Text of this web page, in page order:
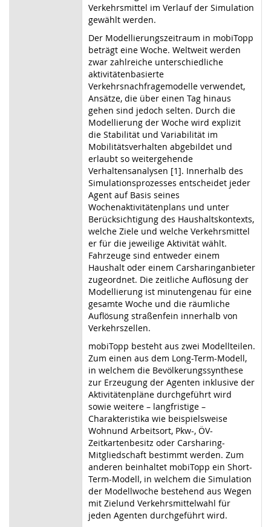
Verkehrsmittel im Verlauf der Simulation
gewählt werden.
Der Modellierungszeitraum in mobiTopp
beträgt eine Woche. Weltweit werden
zwar zahlreiche unterschiedliche
aktivitätenbasierte
Verkehrsnachfragemodelle verwendet,
Ansätze, die über einen Tag hinaus
gehen sind jedoch selten. Durch die
Modellierung der Woche wird explizit
die Stabilität und Variabilität im
Mobilitätsverhalten abgebildet und
erlaubt so weitergehende
Verhaltensanalysen [1]. Innerhalb des
Simulationsprozesses entscheidet jeder
Agent auf Basis seines
Wochenaktivitätenplans und unter
Berücksichtigung des Haushaltskontexts,
welche Ziele und welche Verkehrsmittel
er für die jeweilige Aktivität wählt.
Fahrzeuge sind entweder einem
Haushalt oder einem Carsharinganbieter
zugeordnet. Die zeitliche Auflösung der
Modellierung ist minutengenau für eine
gesamte Woche und die räumliche
Auflösung straßenfein innerhalb von
Verkehrszellen.
mobiTopp besteht aus zwei Modellteilen.
Zum einen aus dem Long-Term-Modell,
in welchem die Bevölkerungssynthese
zur Erzeugung der Agenten inklusive der
Aktivitätenpläne durchgeführt wird
sowie weitere – langfristige –
Charakteristika wie beispielsweise
Wohnund Arbeitsort, Pkw-, ÖV-
Zeitkartenbesitz oder Carsharing-
Mitgliedschaft bestimmt werden. Zum
anderen beinhaltet mobiTopp ein Short-
Term-Modell, in welchem die Simulation
der Modellwoche bestehend aus Wegen
mit Zielund Verkehrsmittelwahl für
jeden Agenten durchgeführt wird.